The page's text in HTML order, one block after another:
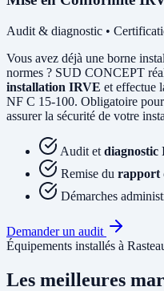
Audit & diagnostic •
Vous avez déjà une borne
normes ? SUD CONCEPT
installation IRVE et effectue
NF C 15-100. Obligatoire
assurer la sécurité de votre
Audit et diagnostic
Remise du rapport
Démarches
Demander un audit
Équipements installés à
Les meilleures